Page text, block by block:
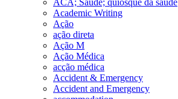
Academic Writing
Ação
ação direta
Ação M
Ação Médica
acção médica
Accident & Emergency
Accident and Emergency